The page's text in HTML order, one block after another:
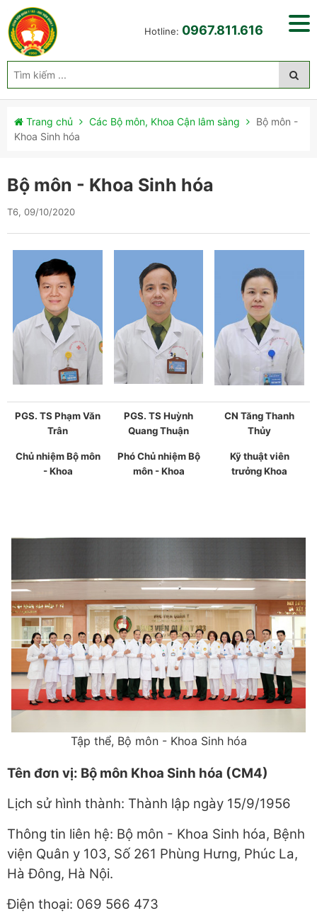
Hotline: 0967.811.616
Trang chủ Các Bộ môn, Khoa Cận lâm sàng
Bộ môn -
Khoa Sinh hóa
Bộ môn - Khoa Sinh hóa
T6, 09/10/2020
PGS. TS Phạm Văn
Trân
Chủ nhiệm Bộ môn
- Khoa
PGS. TS Huỳnh
Quang Thuận
Phó Chủ nhiệm Bộ
môn - Khoa
CN Tăng Thanh
Thủy
Kỹ thuật viên
trưởng Khoa
Tập thể, Bộ môn - Khoa Sinh hóa
Tên đơn vị: Bộ môn Khoa Sinh hóa (CM4)
Lịch sử hình thành: Thành lập ngày 15/9/1956
Thông tin liên hệ: Bộ môn - Khoa Sinh hóa, Bệnh
viện Quân y 103, Số 261 Phùng Hưng, Phúc La,
Hà Đông, Hà Nội.
Điện thoại: 069 566 473